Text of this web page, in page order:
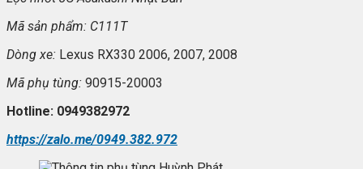
Mã sản phẩm: C111T
Dòng xe: Lexus RX330 2006, 2007, 2008
Mã phụ tùng: 90915-20003
Hotline: 0949382972
https://zalo.me/0949.382.972